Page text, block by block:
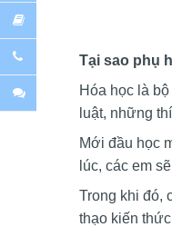
Tại sao phụ
Hóa học là
luật, những
Mới đầu học
lúc, các em
Trong khi đó,
thạo kiến